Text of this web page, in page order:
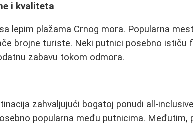
i kvaliteta
lepim plažama Crnog mora. Popularna
brojne turiste. Neki putnici posebno ističu
zabavu tokom odmora.
zahvaljujući bogatoj ponudi all-
popularna među putnicima. Međutim,